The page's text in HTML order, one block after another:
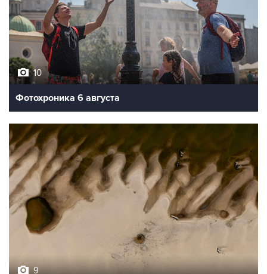
10
Фотохроника 6 августа
9